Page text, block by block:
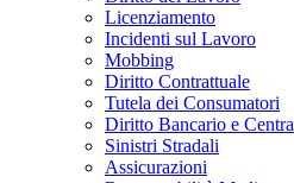
Licenziamento
Incidenti sul Lavoro
Mobbing
Diritto Contrattuale
Tutela dei Consumatori
Diritto Bancario e
Sinistri Stradali
Assicurazioni